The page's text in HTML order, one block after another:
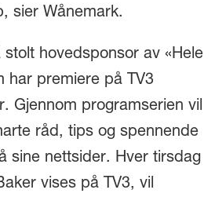
sier Wånemark.
hovedsponsor av «Hele
har premiere på TV3
Gjennom programserien vil
råd, tips og spennende
sine nettsider. Hver tirsdag
vises på TV3, vil